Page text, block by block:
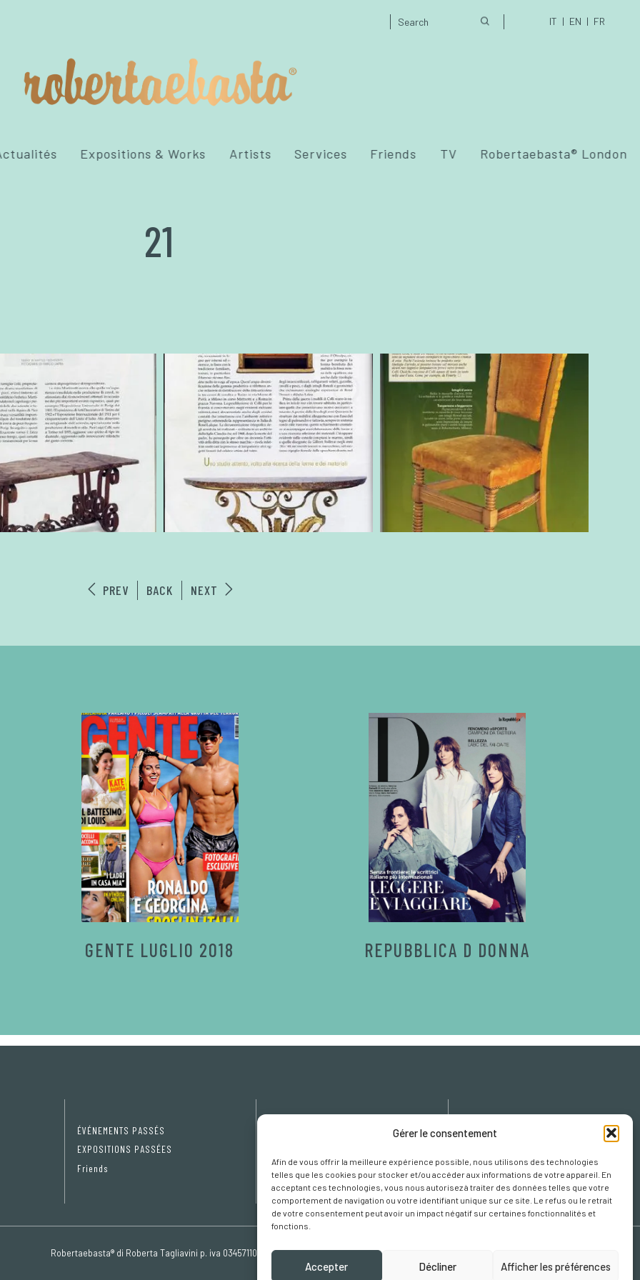
Gérer le consentement
Afin de vous offrir la meilleure expérience possible, nous utilisons des technologies
telles que les cookies pour stocker et/ou accéder aux informations de votre appareil. En
acceptant ces technologies, vous nous autorisez à traiter des données telles que votre
comportement de navigation ou votre identifiant unique sur ce site. Le refus ou le retrait
de votre consentement peut avoir un impact négatif sur certaines fonctionnalités et
fonctions.
Accepter Décliner Afficher les préférences
IT EN FR
Expositions & Works Artists Services Friends TV Robertaebasta® London
21
PREV BACK NEXT
GENTE LUGLIO 2018 REPUBBLICA D DONNA
ÉVÉNEMENTS PASSÉS
EXPOSITIONS PASSÉES
Friends
Préférences Cookies
Robertaebasta® di Roberta Tagliavini p. iva 03457110157